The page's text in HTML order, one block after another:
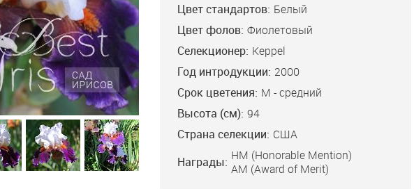
Цвет стандартов: Белый
Цвет фолов: Фиолетовый
Селекционер: Keppel
Год интродукции: 2000
Срок цветения: М - средний
Высота (см): 94
Страна селекции: США
Награды: HM (Honorable Mention)
AM (Award of Merit)